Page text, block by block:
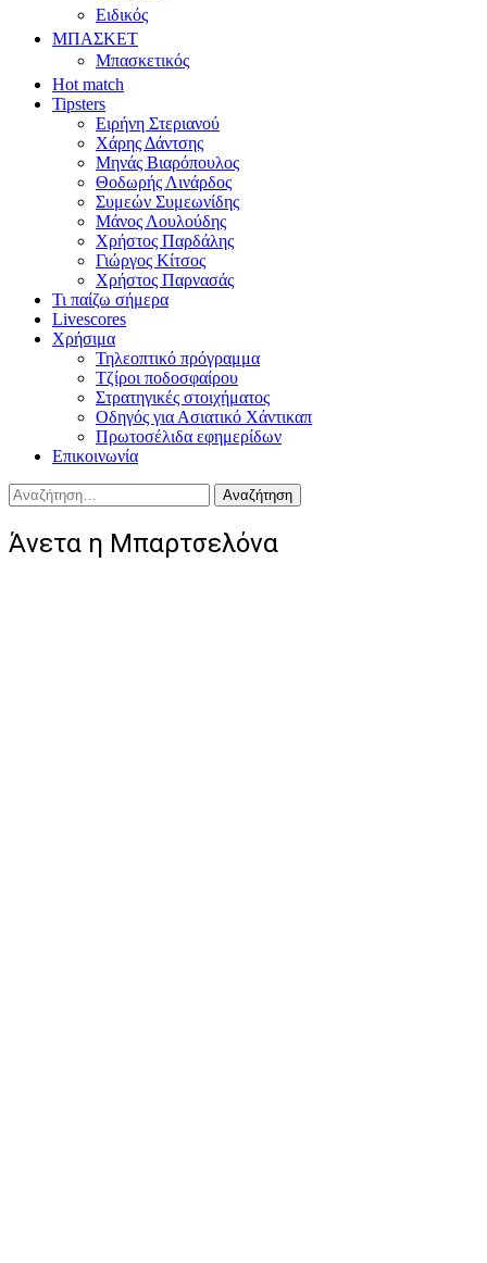
Ειδικός
ΜΠΑΣΚΕΤ
Μπασκετικός
Hot match
Tipsters
Ειρήνη Στεριανού
Χάρης Δάντσης
Μηνάς Βιαρόπουλος
Θοδωρής Λινάρδος
Συμεών Συμεωνίδης
Μάνος Λουλούδης
Χρήστος Παρδάλης
Γιώργος Κίτσος
Χρήστος Παρνασάς
Τι παίζω σήμερα
Livescores
Χρήσιμα
Τηλεοπτικό πρόγραμμα
Τζίροι ποδοσφαίρου
Στρατηγικές στοιχήματος
Οδηγός για Ασιατικό Χάντικαπ
Πρωτοσέλιδα εφημερίδων
Επικοινωνία
Αναζήτηση
για:
Άνετα η Μπαρτσελόνα